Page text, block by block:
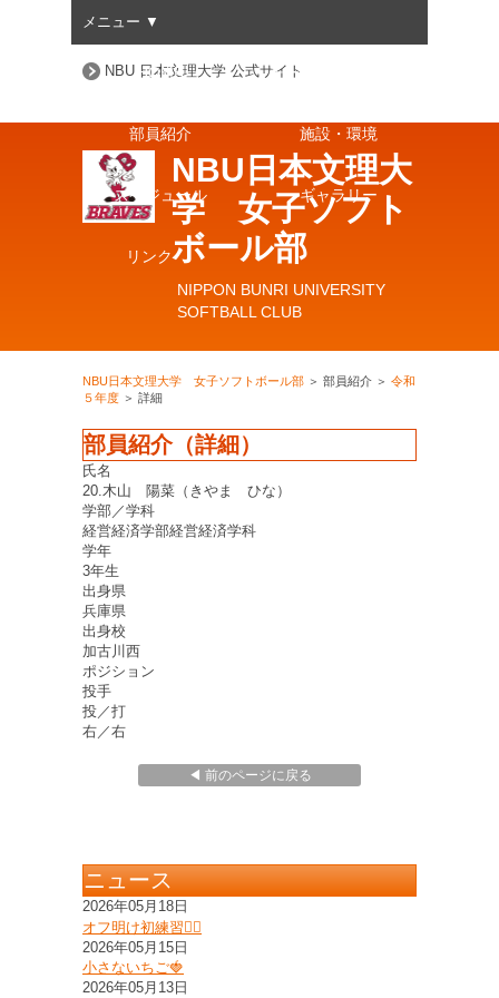
NBU 日本文理大学 公式サイト
NBU日本文理大
学 女子ソフト
ボール部
NIPPON BUNRI UNIVERSITY
SOFTBALL CLUB
メニュー ▼
HOME チーム
部員紹介 施設・環境
スケジュール ギャラリー
リンク
NBU日本文理大学 女子ソフトボール部 ＞ 部員紹介 ＞ 令和
５年度 ＞ 詳細
部員紹介（詳細）
氏名
20.木山 陽菜（きやま ひな）
学部／学科
経営経済学部経営経済学科
学年
3年生
出身県
兵庫県
出身校
加古川西
ポジション
投手
投／打
右／右
◀ 前のページに戻る
ニュース
2026年05月18日
オフ明け初練習❤️‍🔥
2026年05月15日
小さないちご🍓
2026年05月13日